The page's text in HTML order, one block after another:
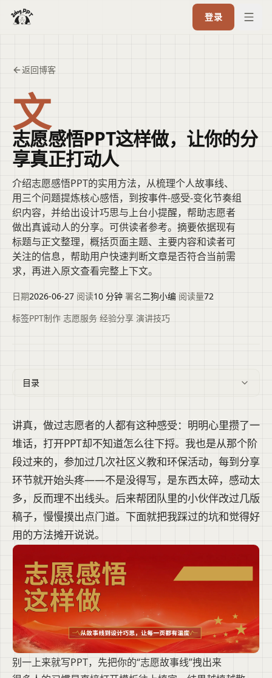
登录
返回博客
文
志愿感悟PPT这样做，让你的分
享真正打动人
介绍志愿感悟PPT的实用方法，从梳理个人故事线、
用三个问题提炼核心感悟，到按事件-感受-变化节奏组
织内容，并给出设计巧思与上台小提醒，帮助志愿者
做出真诚动人的分享。可供读者参考。摘要依据现有
标题与正文整理，概括页面主题、主要内容和读者可
关注的信息，帮助用户快速判断文章是否符合当前需
求，再进入原文查看完整上下文。
日期2026-06-27 阅读10 分钟 署名二狗小编 阅读量72
标签PPT制作 志愿服务 经验分享 演讲技巧
目录
讲真，做过志愿者的人都有这种感受：明明心里攒了一
堆话，打开PPT却不知道怎么往下捋。我也是从那个阶
段过来的，参加过几次社区义教和环保活动，每到分享
环节就开始头疼——不是没得写，是东西太碎，感动太
多，反而理不出线头。后来帮团队里的小伙伴改过几版
稿子，慢慢摸出点门道。下面就把我踩过的坑和觉得好
用的方法摊开说说。
别一上来就写PPT，先把你的“志愿故事线”拽出来